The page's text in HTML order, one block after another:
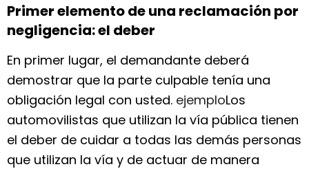
Primer elemento de una reclamación por
negligencia: el deber
En primer lugar, el demandante deberá
demostrar que la parte culpable tenía una
obligación legal con usted. ejemploLos
automovilistas que utilizan la vía pública tienen
el deber de cuidar a todas las demás personas
que utilizan la vía y de actuar de manera